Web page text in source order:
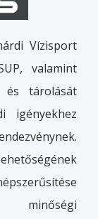
Vízisport
valamint
és tárolását
igényekhez
minőségi